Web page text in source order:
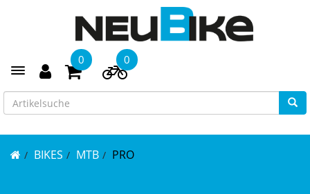
Toggle navigation
0 0
BIKES MTB PRO